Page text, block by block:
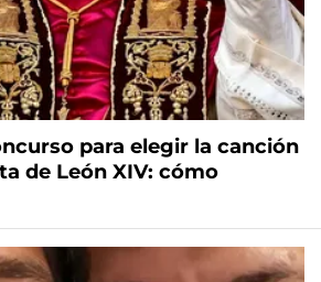
para elegir la canción
de León XIV: cómo